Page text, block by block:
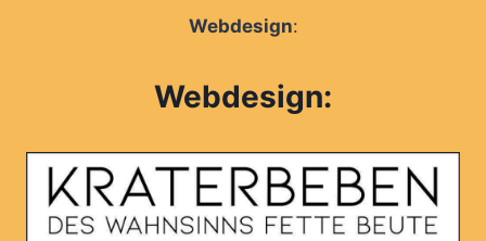
Webdesign:
Webdesign: